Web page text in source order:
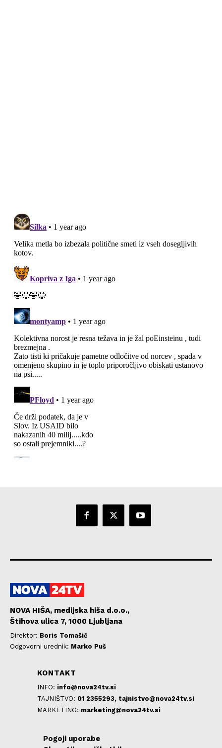
NOVA HIŠA, medijska hiša d.o.o.,
Štihova ulica 7, 1000 Ljubljana
Direktor: Boris Tomašič
Odgovorni urednik: Marko Puš
KONTAKT
INFO: info@nova24tv.si
TAJNIŠTVO: 01 2355293, tajnistvo@nova24tv.si
MARKETING: marketing@nova24tv.si
Pogoji uporabe